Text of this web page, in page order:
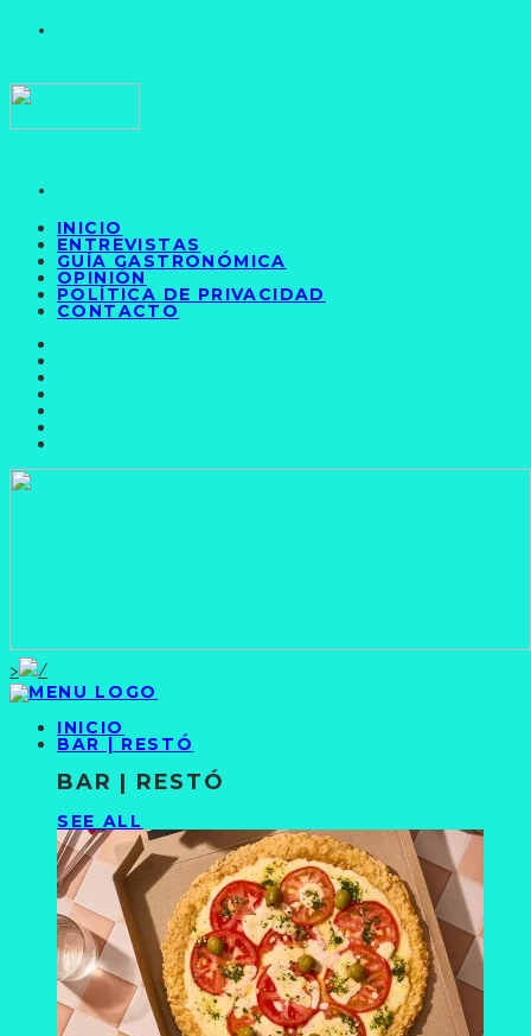
INICIO
ENTREVISTAS
GUÍA GASTRONÓMICA
OPINIÓN
POLÍTICA DE PRIVACIDAD
CONTACTO
>
INICIO
BAR | RESTÓ
BAR | RESTÓ
SEE ALL